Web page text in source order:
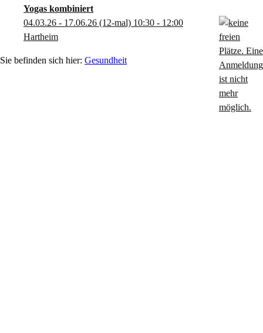
Yogas kombiniert
04.03.26 - 17.06.26 (12-mal) 10:30 - 12:00
Hartheim
Gesundheit